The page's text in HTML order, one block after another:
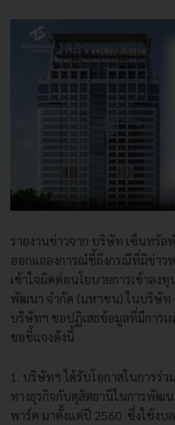
รายงานข่าวจาก บริษัท เซ็นทรั
ออกแถลงการณ์ชี้ถึงกรณีที่มีข่าว
เข้าใจผิดต่อนโยบายการเข้าลง
พัฒนา จำกัด (มหาชน) ในบริษัท
บริษัทฯ ขอปฏิเสธข้อมูลที่มีการเ
ขอชี้แจงดังนี้
1. บริษัทฯ ได้รับโอกาสในการร่
ทางธุรกิจกับดุสิตธานีในการพัฒน
พาร์ค มาตั้งแต่ปี 2560 ซึ่งใช้งบ